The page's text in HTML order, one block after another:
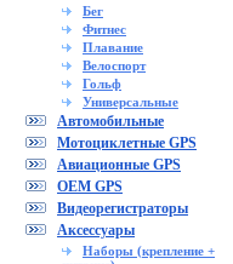
Бег
Фитнес
Плавание
Велоспорт
Гольф
Универсальные
Автомобильные
Мотоциклетные GPS
Авиационные GPS
OEM GPS
Видеорегистраторы
Аксессуары
Наборы (крепление +